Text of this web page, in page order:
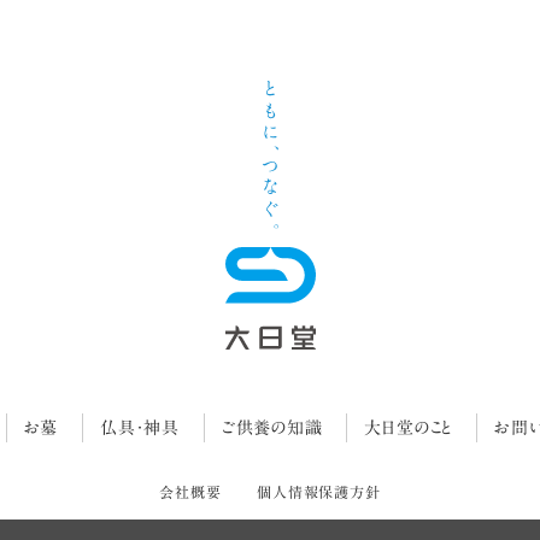
お墓 仏具・神具 ご供養の知識 大日堂のこと お問
会社概要 個人情報保護方針